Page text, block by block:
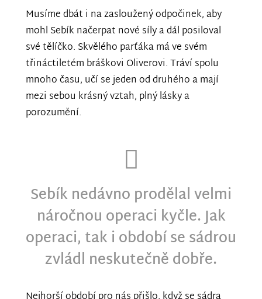
Musíme dbát i na zasloužený odpočinek, aby
mohl Sebík načerpat nové síly a dál posiloval
své tělíčko. Skvělého parťáka má ve svém
třináctiletém bráškovi Oliverovi. Tráví spolu
mnoho času, učí se jeden od druhého a mají
mezi sebou krásný vztah, plný lásky a
porozumění.
Sebík nedávno prodělal velmi
náročnou operaci kyčle. Jak
operaci, tak i období se sádrou
zvládl neskutečně dobře.